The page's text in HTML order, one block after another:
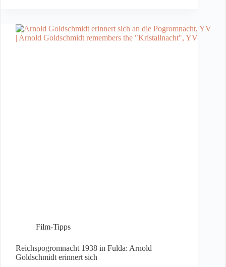
Film-Tipps
Reichspogromnacht 1938 in Fulda: Arnold
Goldschmidt erinnert sich